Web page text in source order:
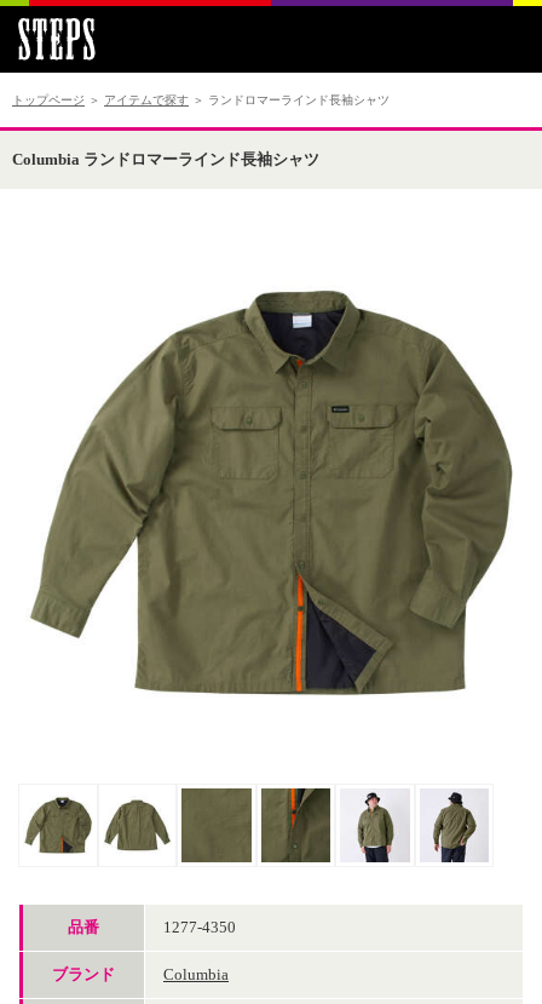
トップページ ＞ アイテムで探す ＞ ランドロマーラインド長袖シャツ
Columbia ランドロマーラインド長袖シャツ
品番 1277-4350
ブランド Columbia